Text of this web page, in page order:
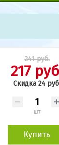
241 руб.
217
Скидка 24
шт
Купить